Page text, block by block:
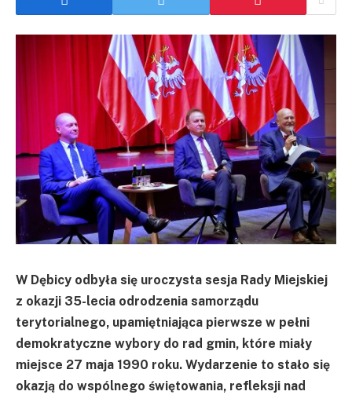
W Dębicy odbyła się uroczysta sesja Rady Miejskiej
z okazji 35-lecia odrodzenia samorządu
terytorialnego, upamiętniająca pierwsze w pełni
demokratyczne wybory do rad gmin, które miały
miejsce 27 maja 1990 roku. Wydarzenie to stało się
okazją do wspólnego świętowania, refleksji nad